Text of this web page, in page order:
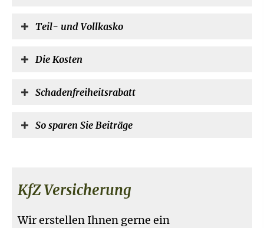
Teil- und Vollkasko
Die Kosten
Schadenfreiheitsrabatt
So sparen Sie Beiträge
KfZ Versicherung
Wir erstellen Ihnen gerne ein